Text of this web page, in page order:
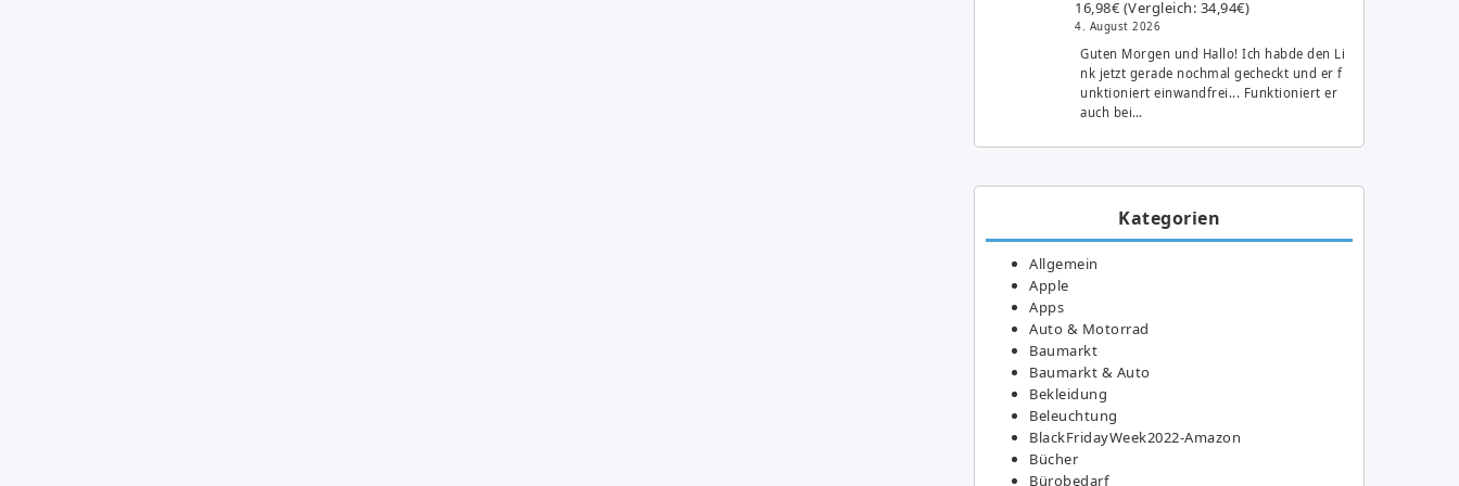
16,98€ (Vergleich: 34,94€)
4. August 2026
Guten Morgen und Hallo! Ich habde den Li
nk jetzt gerade nochmal gecheckt und er f
unktioniert einwandfrei... Funktioniert er
auch bei…
Kategorien
Allgemein
Apple
Apps
Auto & Motorrad
Baumarkt
Baumarkt & Auto
Bekleidung
Beleuchtung
BlackFridayWeek2022-Amazon
Bücher
Bürobedarf